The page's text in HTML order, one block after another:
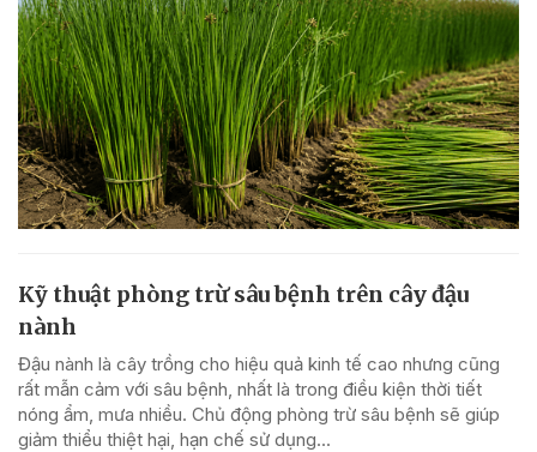
Kỹ thuật phòng trừ sâu bệnh trên cây đậu
nành
Đậu nành là cây trồng cho hiệu quả kinh tế cao nhưng cũng
rất mẫn cảm với sâu bệnh, nhất là trong điều kiện thời tiết
nóng ẩm, mưa nhiều. Chủ động phòng trừ sâu bệnh sẽ giúp
giảm thiểu thiệt hại, hạn chế sử dụng...